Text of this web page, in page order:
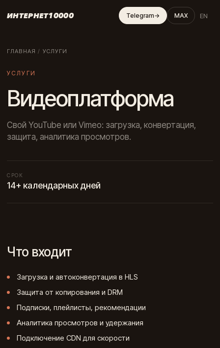
ИНТЕРНЕТ10000 Telegram→ MAX EN
ГЛАВНАЯ / УСЛУГИ
УСЛУГИ
Видеоплатформа
Свой YouTube или Vimeo: загрузка, конвертация,
защита, аналитика просмотров.
СРОК
14+ календарных дней
Что входит
Загрузка и автоконвертация в HLS
Защита от копирования и DRM
Подписки, плейлисты, рекомендации
Аналитика просмотров и удержания
Подключение CDN для скорости